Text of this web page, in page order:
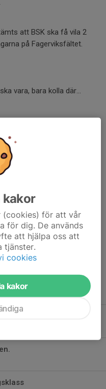
att BSK ska få vila 2
på Fagerviksfältet.
vara, bara kolla där...
kakor
(cookies) för att vår
för dig. De används
att hjälpa oss att
tjänster.
cookies
kakor